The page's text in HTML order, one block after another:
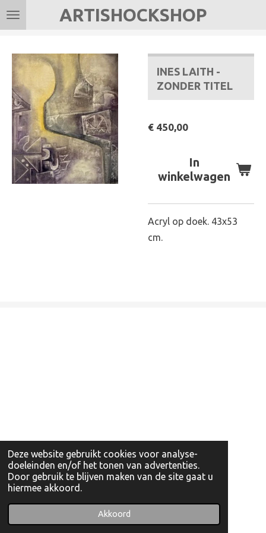
Deze website gebruikt cookies voor analyse-
doeleinden en/of het tonen van advertenties.
Door gebruik te blijven maken van de site gaat u
hiermee akkoord.
Akkoord
Ga
direct
de
hoofdinhoud
ARTISHOCKSHOP
INES LAITH -
ZONDER TITEL
€ 450,00
In
winkelwagen
Acryl op doek. 43x53
cm.